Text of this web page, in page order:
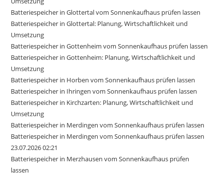
Batteriespeicher in Glottertal vom Sonnenkaufhaus prüfen lassen
Batteriespeicher in Glottertal: Planung, Wirtschaftlichkeit und
Umsetzung
Batteriespeicher in Gottenheim vom Sonnenkaufhaus prüfen lassen
Batteriespeicher in Gottenheim: Planung, Wirtschaftlichkeit und
Umsetzung
Batteriespeicher in Horben vom Sonnenkaufhaus prüfen lassen
Batteriespeicher in Ihringen vom Sonnenkaufhaus prüfen lassen
Batteriespeicher in Kirchzarten: Planung, Wirtschaftlichkeit und
Umsetzung
Batteriespeicher in Merdingen vom Sonnenkaufhaus prüfen lassen
Batteriespeicher in Merdingen vom Sonnenkaufhaus prüfen lassen
23.07.2026 02:21
Batteriespeicher in Merzhausen vom Sonnenkaufhaus prüfen
lassen